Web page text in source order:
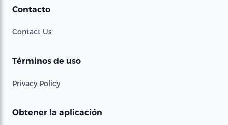
Contacto
Contact Us
Términos de uso
Privacy Policy
Obtener la aplicación